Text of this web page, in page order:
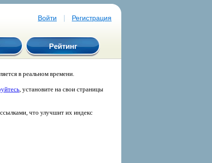
Войти | Регистрация
Рейтинг
в реальном времени.
, установите на свои страницы
что улучшит их индекс